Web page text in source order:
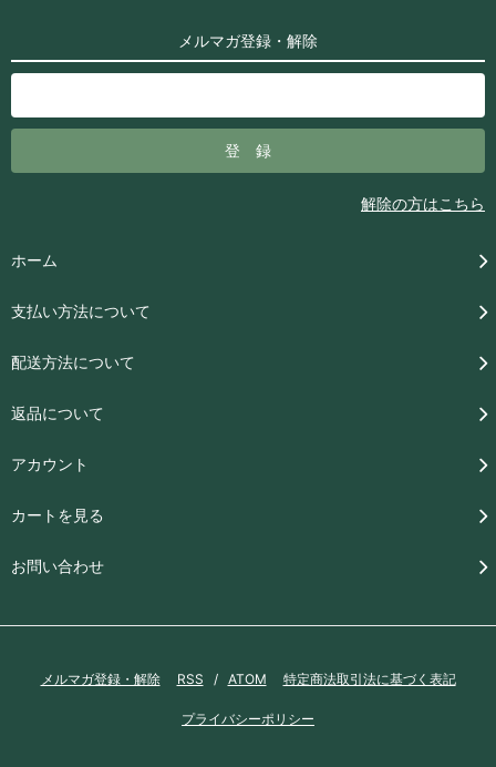
メルマガ登録・解除
解除の方はこちら
ホーム
支払い方法について
配送方法について
返品について
アカウント
カートを見る
お問い合わせ
メルマガ登録・解除 RSS / ATOM 特定商法取引法に基づく表記
プライバシーポリシー